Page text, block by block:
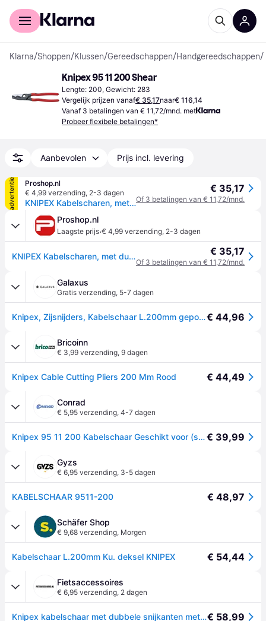
Voor shoppers
Klarna/Shoppen/Klussen/Gereedschappen/Handgereedschappen/
Knipex 95 11 200 Shear
Lengte: 200, Gewicht: 283
Vergelijk prijzen vanaf€ 35,17naar€ 116,14
Vanaf 3 betalingen van € 11,72/mnd. met
Probeer flexibele betalingen*
Aanbevolen Prijs incl. levering
advertentie
Proshop.nl
€ 4,99 verzending, 2-3 dagen
KNIPEX Kabelscharen, met dubbele snijkanten
€ 35,17
Of 3 betalingen van € 11,72/mnd.
Proshop.nl
Laagste prijs·€ 4,99 verzending, 2-3 dagen
KNIPEX Kabelscharen, met dubbele snijkanten € 35,17
Of 3 betalingen van € 11,72/mnd.
Galaxus
Gratis verzending, 5-7 dagen
Knipex, Zijsnijders, Kabelschaar L.200mm gepolijste grepen kunststof gecoat 1-component / kunststof gecoat (200mm)€ 44,96
Bricoinn
€ 3,99 verzending, 9 dagen
Knipex Cable Cutting Pliers 200 Mm Rood € 44,49
Conrad
€ 5,95 verzending, 4-7 dagen
Knipex 95 11 200 Kabelschaar Geschikt voor (striptechniek) Aluminium- en koperkabel, een- en meerdraads 20 mm 70 mm² 2€ 39,99
Gyzs
€ 6,95 verzending, 3-5 dagen
KABELSCHAAR 9511-200 € 48,97
Schäfer Shop
€ 9,68 verzending, Morgen
Kabelschaar L.200mm Ku. deksel KNIPEX € 54,44
Fietsaccessoires
€ 6,95 verzending, 2 dagen
Knipex kabelschaar met dubbele snijkanten met kunststof bekleed 200 mm - 9511200€ 58,99